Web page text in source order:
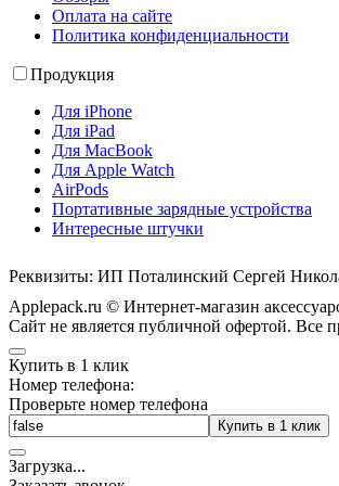
Оплата на сайте
Политика конфиденциальности
Продукция
Для iPhone
Для iPad
Для MacBook
Для Apple Watch
AirPods
Портативные зарядные устройства
Интересные штучки
Реквизиты: ИП Поталинский Сергей
Applepack.ru © Интернет-магазин
Cайт не является публичной офертой. Все
Купить в 1 клик
Номер телефона:
Проверьте номер телефона
Купить в 1 клик
Загрузка...